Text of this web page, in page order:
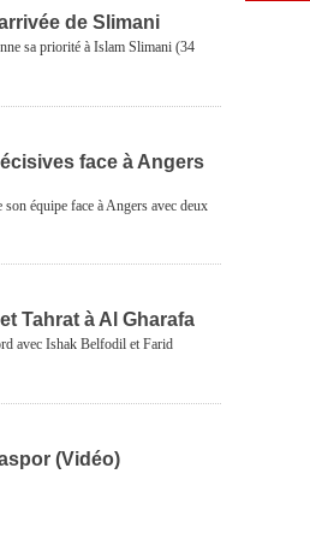
de Slimani
sa priorité à Islam Slimani (34
face à Angers
équipe face à Angers avec deux
Tahrat à Al Gharafa
avec Ishak Belfodil et Farid
(Vidéo)